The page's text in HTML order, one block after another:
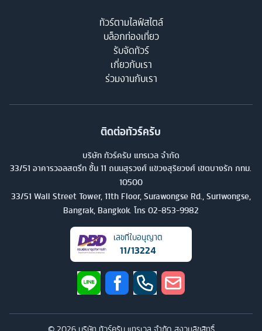
ทัวร์ตามไลฟ์สไตล์
บล็อกท่องเที่ยว
รับจัดทัวร์
เกี่ยวกับเรา
ร่วมงานกับเรา
ติดต่อทัวร์ครับ
บริษัท ทัวร์ครับ แทรเวล จำกัด
33/51 อาคารวอลสตรีท ชั้น 11 ถนนสุรวงศ์ แขวงสุริยวงศ์ เขตบางรัก กทม.
10500
33/51 Wall Street Tower, 11th Floor, Surawongse Rd., Suriwongse,
Bangrak, Bangkok. โทร 02-853-9982
เลขที่ใบอนุญาต
11/13224